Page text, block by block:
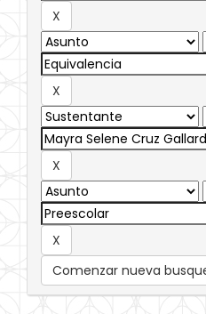
Comenzar nueva